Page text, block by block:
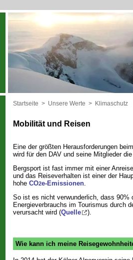
Startseite > Unsere Werte > Klimaschutz
Mobilität und Reisen
Eine der größten Herausforderungen
wird für den DAV und seine Mitglieder
Bergsport ist fast immer mit einer
und das Reiseverhalten ist einer der
hohe CO2e-Emissionen.
So ist es nicht verwunderlich, dass 90%
Energieverbrauchs im Tourismus durch
verursacht wird (Quelle ).
Wie kann ich meine